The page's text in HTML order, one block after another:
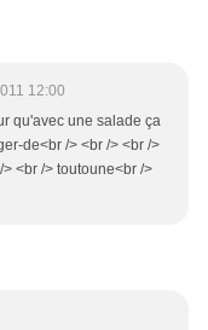
12:00
qu'avec une salade ça
de<br /> <br /> <br />
<br /> toutoune<br />